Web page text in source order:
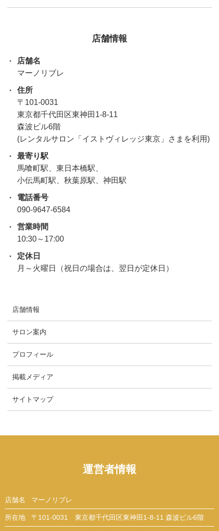
店舗情報
店舗名
マーノリブレ
住所
〒101-0031
東京都千代田区東神田1-8-11
森波ビル6階
(レンタルサロン「イストヴィレッジ東京」さまを利用)
最寄り駅
馬喰町駅、東日本橋駅、
小伝馬町駅、秋葉原駅、神田駅
電話番号
090-9647-6584
営業時間
10:30～17:00
定休日
月～火曜日（祝日の場合は、翌日が定休日）
店舗情報
サロン案内
プロフィール
掲載メディア
サイトマップ
運営者情報
店舗名 マーノリブレ
所在地 〒101-0031 東京都千代田区東神田1-8-11 森波ビル6階